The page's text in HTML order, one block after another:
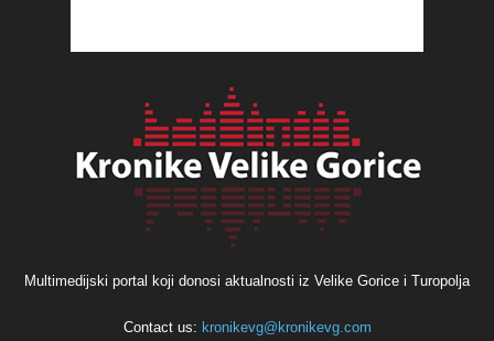
Multimedijski portal koji donosi aktualnosti iz Velike Gorice i Turopolja
Contact us: kronikevg@kronikevg.com